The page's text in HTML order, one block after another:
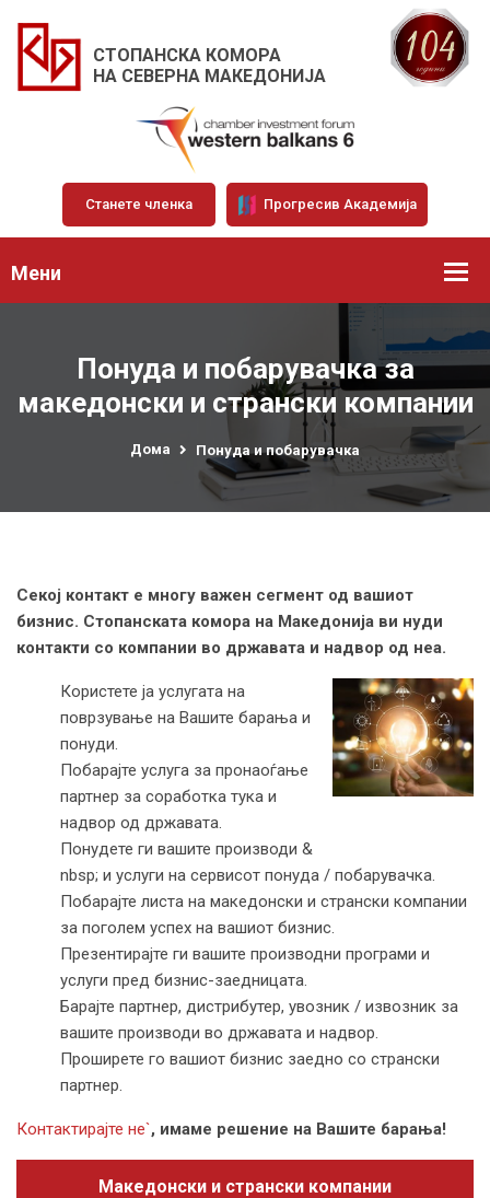
СТОПАНСКА КОМОРА
НА СЕВЕРНА МАКЕДОНИЈА
Станете членка Прогресив Академија
Мени
Понуда и побарувачка за
македонски и странски компании
Дома Понуда и побарувачка
Секој контакт е многу важен сегмент од вашиот
бизнис. Стопанската комора на Македонија ви нуди
контакти со компании во државата и надвор од неа.
Користете ја услугата на
поврзување на Вашите барања и
понуди.
Побарајте услуга за пронаоѓање
партнер за соработка тука и
надвор од државата.
Понудете ги вашите производи &
nbsp; и услуги на сервисот понуда / побарувачка.
Побарајте листа на македонски и странски компании
за поголем успех на вашиот бизнис.
Презентирајте ги вашите производни програми и
услуги пред бизнис-заедницата.
Барајте партнер, дистрибутер, увозник / извозник за
вашите производи во државата и надвор.
Проширете го вашиот бизнис заедно со странски
партнер.
Контактирајте не`, имаме решение на Вашите барања!
Македонски и странски компании